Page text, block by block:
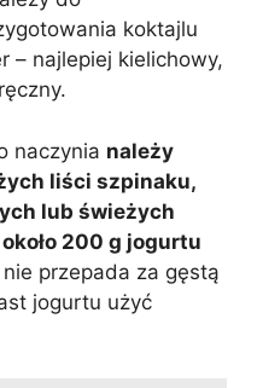
koktajlu
– najlepiej kielichowy,
naczynia należy
liści szpinaku,
lub świeżych
200 g jogurtu
przepada za gęstą
jogurtu użyć